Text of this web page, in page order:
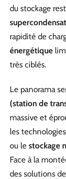
du stockage
rapidité de
énergétique
très ciblés.
Le panorama
(station de
massive et
les
ou le stockage
Face à la
des solutions